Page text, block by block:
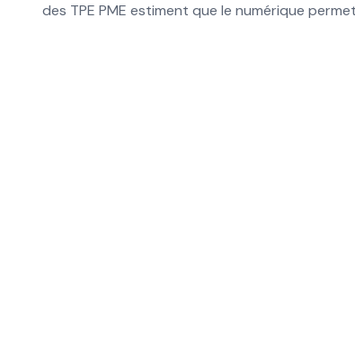
des TPE PME estiment que le numérique